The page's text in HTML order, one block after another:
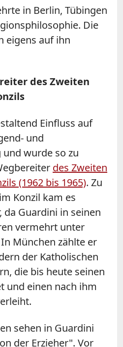
in Berlin, Tübingen
Die
eigens auf ihn
des Zweiten
Einfluss auf
und
wurde so zu
des Zweiten
(1962 bis 1965). Zu
Konzil kam es
da Guardini in seinen
vermehrt unter
München zählte er
der Katholischen
die bis heute seinen
und einen nach ihm
sehen in Guardini
der Erzieher". Vor